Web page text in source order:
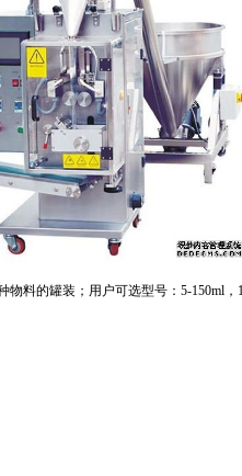
料的罐装；用户可选型号：5-150ml，